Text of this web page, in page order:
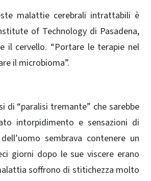
malattie cerebrali intrattabili è
of Technology di Pasadena,
il cervello. “Portare le terapie nel
il microbioma”.
di “paralisi tremante” che sarebbe
intorpidimento e sensazioni di
sembrava contenere un
giorni dopo le sue viscere erano
soffrono di stitichezza molto